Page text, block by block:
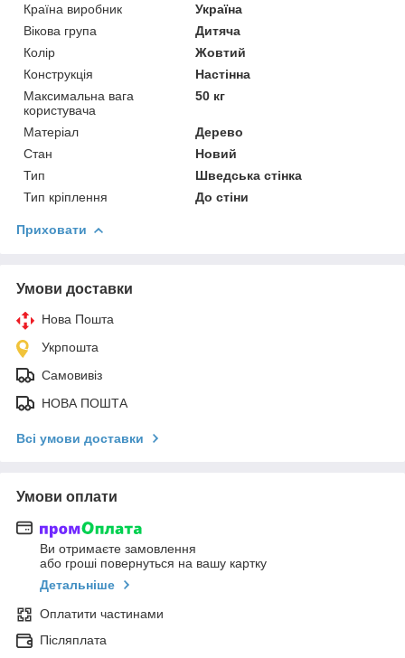
Країна виробник
Україна
Вікова група
Дитяча
Колір
Жовтий
Конструкція
Настінна
Максимальна вага
користувача
50 кг
Матеріал
Дерево
Стан
Новий
Тип
Шведська стінка
Тип кріплення
До стіни
Приховати
Умови доставки
Нова Пошта
Укрпошта
Самовивіз
НОВА ПОШТА
Всі умови доставки
Умови оплати
Ви отримаєте замовлення
або гроші повернуться на вашу картку
Детальніше
Оплатити частинами
Післяплата